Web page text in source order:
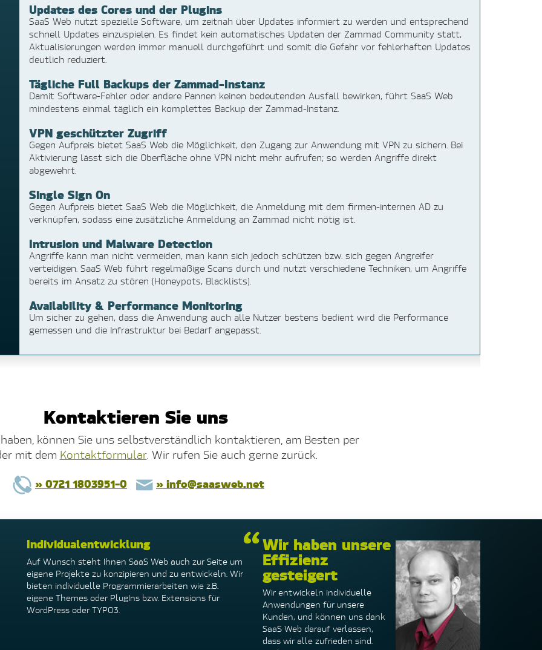
Updates des Cores und der Plugins
SaaS Web nutzt spezielle Software, um zeitnah über Updates informiert zu werden und entsprechend
schnell Updates einzuspielen. Es findet kein automatisches Updaten der Zammad Community statt,
Aktualisierungen werden immer manuell durchgeführt und somit die Gefahr vor fehlerhaften Updates
deutlich reduziert.
Tägliche Full Backups der Zammad-Instanz
Damit Software-Fehler oder andere Pannen keinen bedeutenden Ausfall bewirken, führt SaaS Web
mindestens einmal täglich ein komplettes Backup der Zammad-Instanz.
VPN geschützter Zugriff
Gegen Aufpreis bietet SaaS Web die Möglichkeit, den Zugang zur Anwendung mit VPN zu sichern. Bei
Aktivierung lässt sich die Oberfläche ohne VPN nicht mehr aufrufen; so werden Angriffe direkt
abgewehrt.
Single Sign On
Gegen Aufpreis bietet SaaS Web die Möglichkeit, die Anmeldung mit dem firmen-internen AD zu
verknüpfen, sodass eine zusätzliche Anmeldung an Zammad nicht nötig ist.
Intrusion und Malware Detection
Angriffe kann man nicht vermeiden, man kann sich jedoch schützen bzw. sich gegen Angreifer
verteidigen. SaaS Web führt regelmäßige Scans durch und nutzt verschiedene Techniken, um Angriffe
bereits im Ansatz zu stören (Honeypots, Blacklists).
Availability & Performance Monitoring
Um sicher zu gehen, dass die Anwendung auch alle Nutzer bestens bedient wird die Performance
gemessen und die Infrastruktur bei Bedarf angepasst.
Kontaktieren Sie uns
können Sie uns selbstverständlich kontaktieren, am Besten per
mit dem Kontaktformular. Wir rufen Sie auch gerne zurück.
» 0721 1803951-0 » info@saasweb.net
Individualentwicklung
Auf Wunsch steht Ihnen SaaS Web auch zur Seite um
eigene Projekte zu konzipieren und zu entwickeln. Wir
bieten individuelle Programmierarbeiten wie z.B.
eigene Themes oder PlugIns bzw. Extensions für
WordPress oder TYPO3.
Wir haben unsere
Effizienz
gesteigert
Wir entwickeln individuelle
Anwendungen für unsere
Kunden, und können uns dank
SaaS Web darauf verlassen,
dass wir alle zufrieden sind.